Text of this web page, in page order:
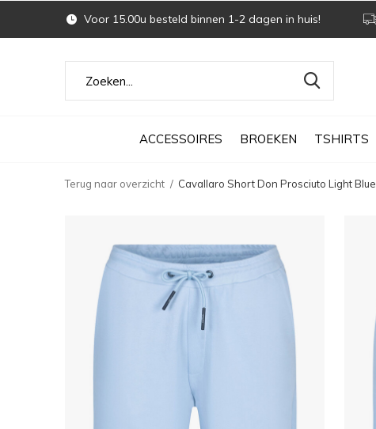
ACCESSOIRES BROEKEN TSHIRTS
Voor 15.00u besteld binnen 1-2 dagen in huis!
Terug naar overzicht Cavallaro Short Don Prosciuto Light Blue